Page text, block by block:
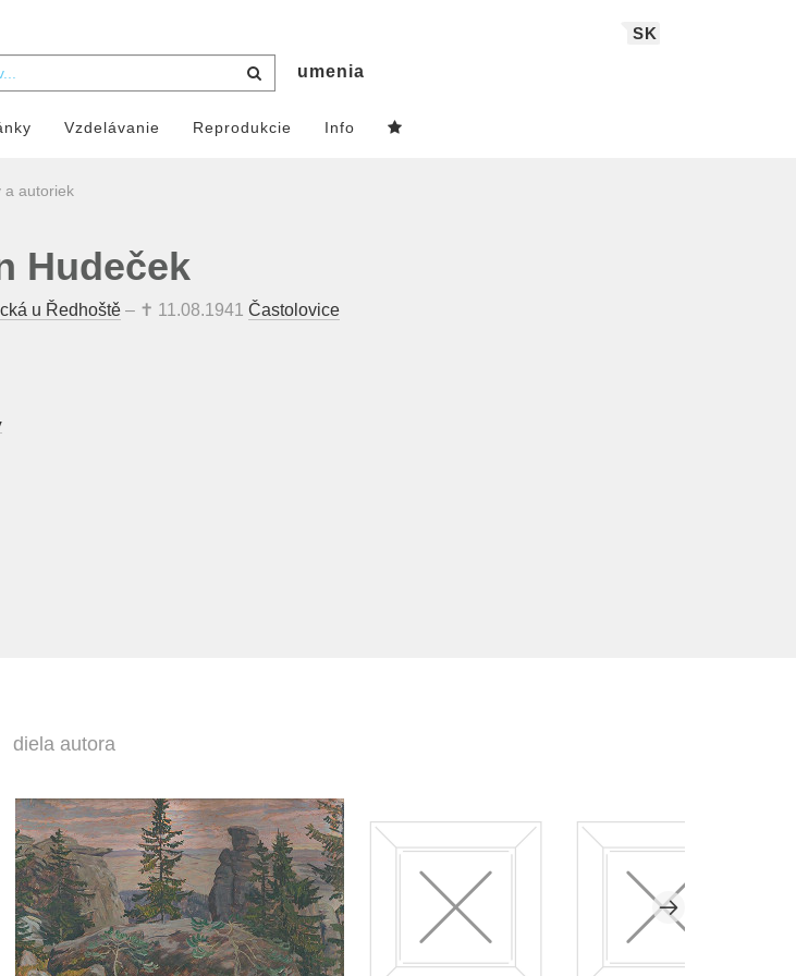
SK
umenia
Vzdelávanie Reprodukcie Info
a autoriek
Hudeček
u Ředhoště – ✝ 11.08.1941 Častolovice
diela autora